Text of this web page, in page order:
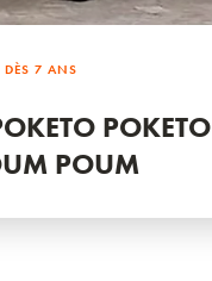
DÈS 7 ANS
POKETO
POUM